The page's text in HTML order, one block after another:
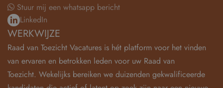
Stuur mij een whatsapp bericht
LinkedIn
WERKWIJZE
Raad van Toezicht Vacatures is hét platform voor het vinden
van ervaren en betrokken leden voor uw Raad van
Toezicht. Wekelijks bereiken we duizenden gekwalificeerde